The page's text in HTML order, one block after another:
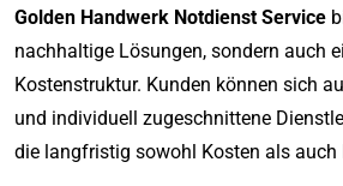
Golden Handwerk Notdienst Service
nachhaltige Lösungen, sondern auch
Kostenstruktur. Kunden können sich
und individuell zugeschnittene
die langfristig sowohl Kosten als auch